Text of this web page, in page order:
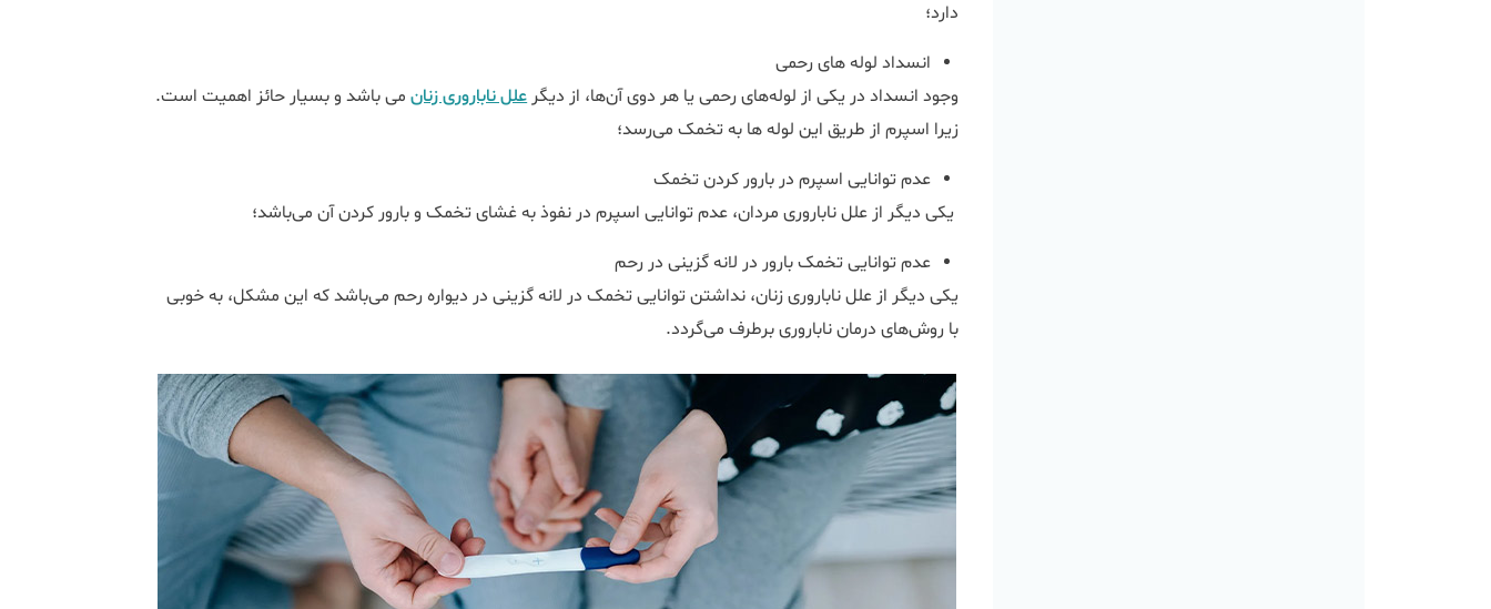
دارد؛
انسداد لوله ‌های رحمی
وجود انسداد در یکی از لوله‌های رحمی یا هر دوی آن‌ها، از دیگرعلل ناباروری زنانمی باشد و بسیار حائز اهمیت است.
زیرا اسپرم از طریق این لوله ها به تخمک می‌رسد؛
عدم توانایی اسپرم در بارور کردن تخمک
یکی دیگر از علل ناباروری مردان، عدم توانایی اسپرم در نفوذ به غشای تخمک و بارور کردن آن می‌باشد؛
عدم توانایی تخمک بارور در لانه گزینی در رحم
یکی دیگر از علل ناباروری زنان، نداشتن توانایی تخمک در لانه گزینی در دیواره رحم می‌باشد که این مشکل، به خوبی
با روش‌های درمان ناباروری برطرف می‌گردد.